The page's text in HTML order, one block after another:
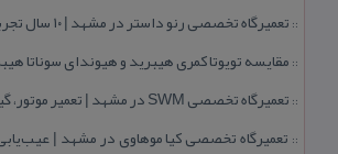
:: تعمیرگاه تخصصی رنو داستر در مشهد | ۱۰ سال تجربه و امداد خودرو
:: مقایسه تویوتا كمری هیبرید و هیوندای سوناتا
:: تعمیرگاه تخصصی SWM در مشهد | تعمیر موتور، گیربكس و عیب‌یابی برق
:: تعمیرگاه تخصصی كیا موهاوی در مشهد |